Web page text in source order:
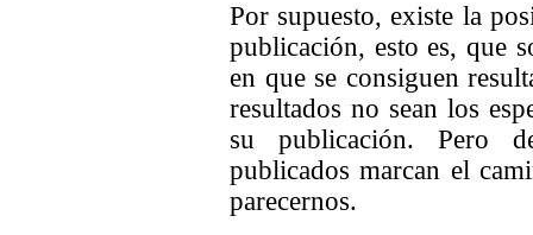
Por supuesto, existe la
publicación, esto es, que
en que se consiguen
resultados no sean los
su publicación. Pero
publicados marcan el
parecernos.